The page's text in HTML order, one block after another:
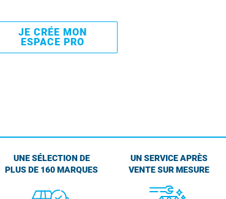
JE CRÉE MON
ESPACE PRO
UNE SÉLECTION DE
PLUS DE 160 MARQUES
UN SERVICE APRÈS
VENTE SUR MESURE